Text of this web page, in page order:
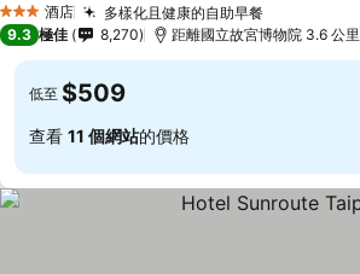
3 星級 酒店 多樣化且健康的自助早餐
9.3 極佳 8,270 距離國立故宮博物院 3.6 公里
低至 $509
查看 11 個網站的價格